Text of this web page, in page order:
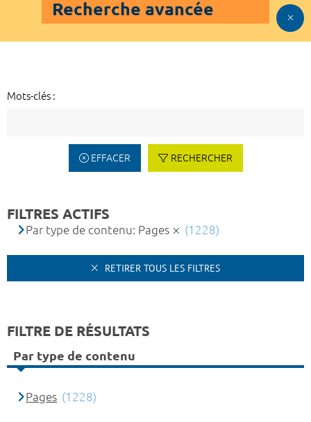
Recherche avancée
Mots-clés :
EFFACER RECHERCHER
FILTRES ACTIFS
Par type de contenu: Pages (1228)
RETIRER TOUS LES FILTRES
FILTRE DE RÉSULTATS
Par type de contenu
Pages (1228)